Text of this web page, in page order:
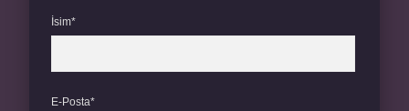
İsim*
E-Posta*